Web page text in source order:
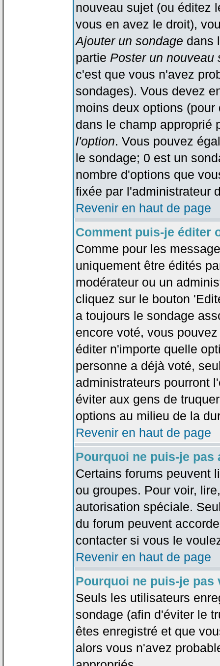
nouveau sujet (ou éditez
vous en avez le droit),
Ajouter un sondage dans
partie Poster un nouveau
c'est que vous n'avez
sondages). Vous devez
moins deux options
dans le champ
l'option. Vous pouvez
le sondage; 0 est un
nombre d'options que
fixée par l'administrateur
Revenir en haut de page
Comment puis-je éditer
Comme pour les
uniquement être édités
modérateur ou un
cliquez sur le bouton
a toujours le sondage
encore voté, vous
éditer n'importe quelle
personne a déjà voté,
administrateurs pourront
éviter aux gens de
options au milieu de la
Revenir en haut de page
Pourquoi ne puis-je pas
Certains forums peuvent
ou groupes. Pour voir,
autorisation spéciale.
du forum peuvent
contacter si vous le
Revenir en haut de page
Pourquoi ne puis-je pas
Seuls les utilisateurs
sondage (afin d'éviter le
êtes enregistré et que
alors vous n'avez